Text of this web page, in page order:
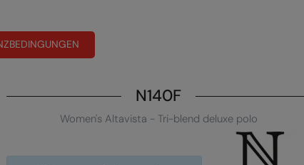
N140F
Women's Altavista - Tri-blend deluxe polo